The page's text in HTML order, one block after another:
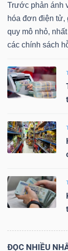
Trước phản ánh
hóa đơn điện tử,
quy mô nhỏ,
các chính sách
ĐỌC NHIỀU